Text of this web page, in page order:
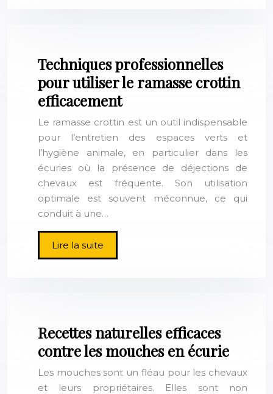
Techniques professionnelles
pour utiliser le ramasse crottin
efficacement
Le ramasse crottin est un outil indispensable
pour l’entretien des espaces verts et
l’hygiène animale, en particulier dans les
écuries où la présence de déjections de
chevaux est fréquente. Son utilisation
optimale est souvent méconnue, ce qui
conduit à une…
Lire la suite
Recettes naturelles efficaces
contre les mouches en écurie
Les mouches sont un fléau pour les chevaux
et leurs propriétaires. Elles sont non